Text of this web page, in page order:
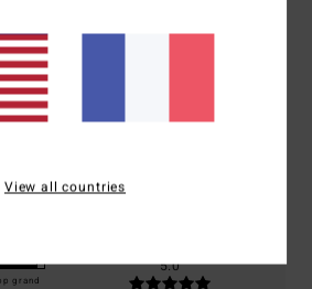
avis vérifiés
clients recommandent ce produit
grand
5.0
View all countries